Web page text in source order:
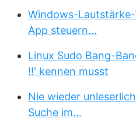
Windows-
App steuern…
Linux Sudo Bang-
!!' kennen musst
Nie wieder
Suche im…